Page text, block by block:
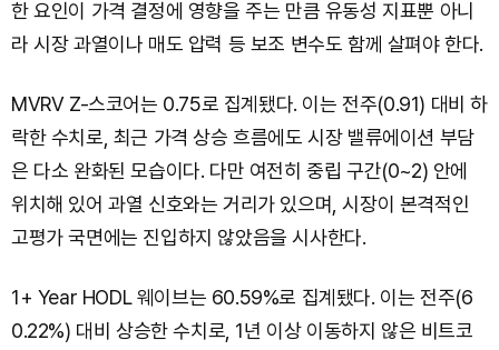
한 요인이 가격 결정에 영향을 주는 만큼 유동성 지표뿐 아니
라 시장 과열이나 매도 압력 등 보조 변수도 함께 살펴야 한다.
MVRV Z-스코어는 0.75로 집계됐다. 이는 전주(0.91) 대비 하
락한 수치로, 최근 가격 상승 흐름에도 시장 밸류에이션 부담
은 다소 완화된 모습이다. 다만 여전히 중립 구간(0~2) 안에
위치해 있어 과열 신호와는 거리가 있으며, 시장이 본격적인
고평가 국면에는 진입하지 않았음을 시사한다.
1+ Year HODL 웨이브는 60.59%로 집계됐다. 이는 전주(6
0.22%) 대비 상승한 수치로, 1년 이상 이동하지 않은 비트코